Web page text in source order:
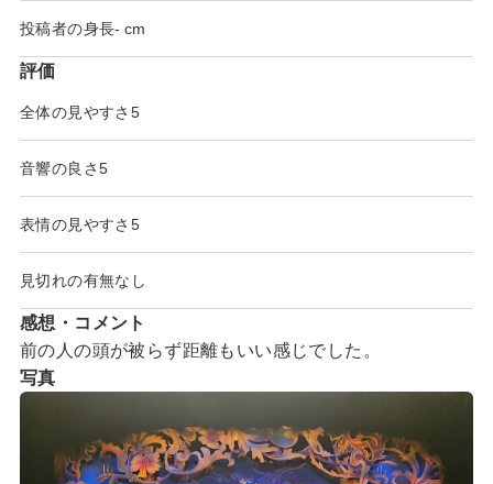
投稿者の身長-
評価
全体の見やすさ 5
音響の良さ5
表情の見やすさ 5
見切れの有無なし
感想・コメント
前の人の頭が被らず距離もいい感じでした。
写真